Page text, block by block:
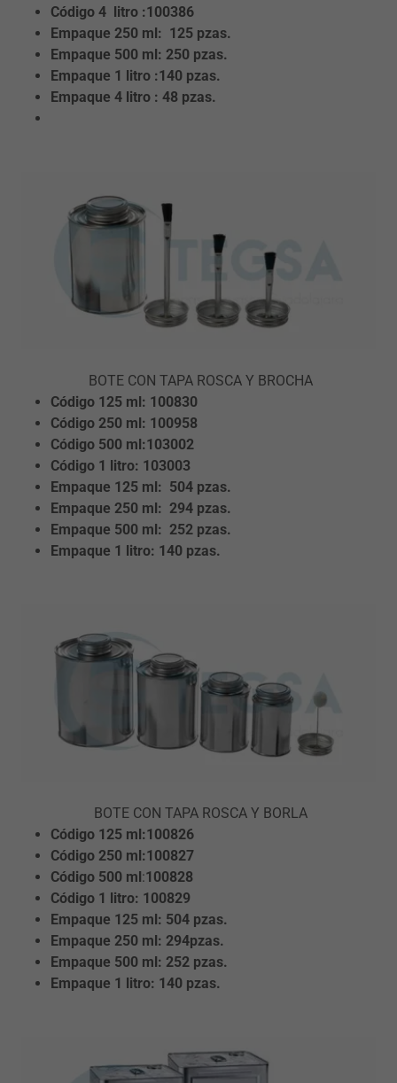
Código 4 litro :100386
Empaque 250 ml: 125 pzas.
Empaque 500 ml: 250 pzas.
Empaque 1 litro :140 pzas.
Empaque 4 litro : 48 pzas.
BOTE CON TAPA ROSCA Y BROCHA
Código 125 ml: 100830
Código 250 ml: 100958
Código 500 ml:103002
Código 1 litro: 103003
Empaque 125 ml: 504 pzas.
Empaque 250 ml: 294 pzas.
Empaque 500 ml: 252 pzas.
Empaque 1 litro: 140 pzas.
BOTE CON TAPA ROSCA Y BORLA
Código 125 ml:100826
Código 250 ml:100827
Código 500 ml:100828
Código 1 litro: 100829
Empaque 125 ml: 504 pzas.
Empaque 250 ml: 294pzas.
Empaque 500 ml: 252 pzas.
Empaque 1 litro: 140 pzas.